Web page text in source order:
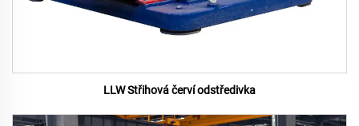
LLW Střihová červí odstředivka